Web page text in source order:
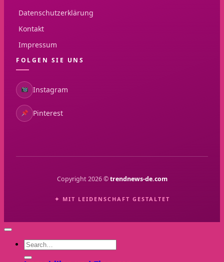
Datenschutzerklärung
Kontakt
Impressum
FOLGEN SIE UNS
Instagram
Pinterest
Copyright 2026 ©trendnews-de.com
✦ MIT LEIDENSCHAFT GESTALTET